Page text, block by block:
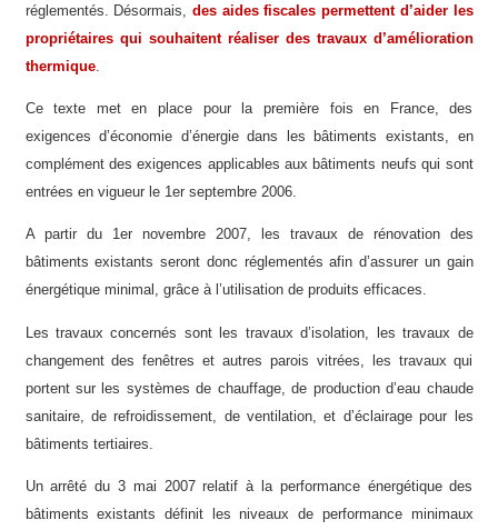
réglementés. Désormais, des aides fiscales permettent d’aider les
propriétaires qui souhaitent réaliser des travaux d’amélioration
thermique.
Ce texte met en place pour la première fois en France, des
exigences d’économie d’énergie dans les bâtiments existants, en
complément des exigences applicables aux bâtiments neufs qui sont
entrées en vigueur le 1er septembre 2006.
A partir du 1er novembre 2007, les travaux de rénovation des
bâtiments existants seront donc réglementés afin d’assurer un gain
énergétique minimal, grâce à l’utilisation de produits efficaces.
Les travaux concernés sont les travaux d’isolation, les travaux de
changement des fenêtres et autres parois vitrées, les travaux qui
portent sur les systèmes de chauffage, de production d’eau chaude
sanitaire, de refroidissement, de ventilation, et d’éclairage pour les
bâtiments tertiaires.
Un arrêté du 3 mai 2007 relatif à la performance énergétique des
bâtiments existants définit les niveaux de performance minimaux